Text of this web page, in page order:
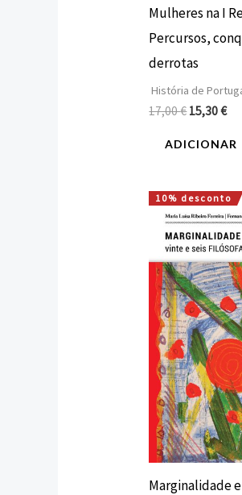
Mulheres na I
Percursos,
derrotas
História de
17,00€15,30€
ADICIONAR
10% desconto
Marginalidade
O
preço
original
era:
18,00 €.
O
é: